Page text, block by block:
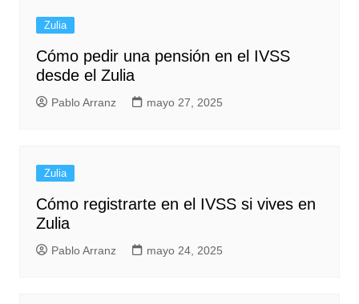
Zulia
Cómo pedir una pensión en el IVSS
desde el Zulia
Pablo Arranz mayo 27, 2025
Zulia
Cómo registrarte en el IVSS si vives en
Zulia
Pablo Arranz mayo 24, 2025